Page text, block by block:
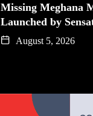
Missing Meghana
Launched by
August 5, 2026